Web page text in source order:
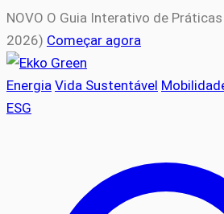
NOVO O Guia Interativo de
2026) Começar agora
Energia Vida Sustentável
ESG